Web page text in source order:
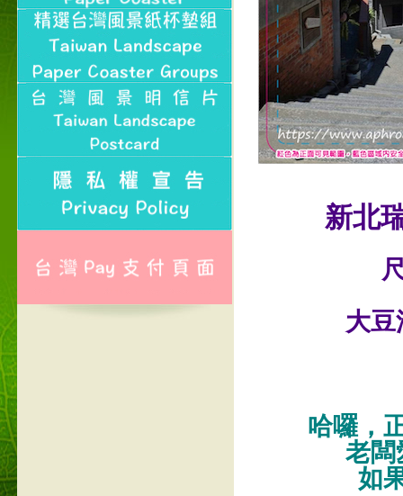
新北
大
哈囉，
老闆
如